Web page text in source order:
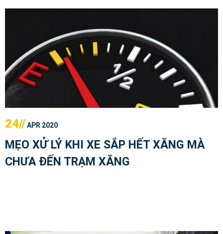
24//APR 2020
MẸO XỬ LÝ KHI XE SẮP HẾT XĂNG MÀ
CHƯA ĐẾN TRẠM XĂNG